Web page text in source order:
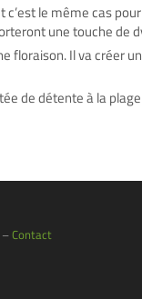
le même cas
une touche de
floraison. Il va créer
de détente à la
–Contact